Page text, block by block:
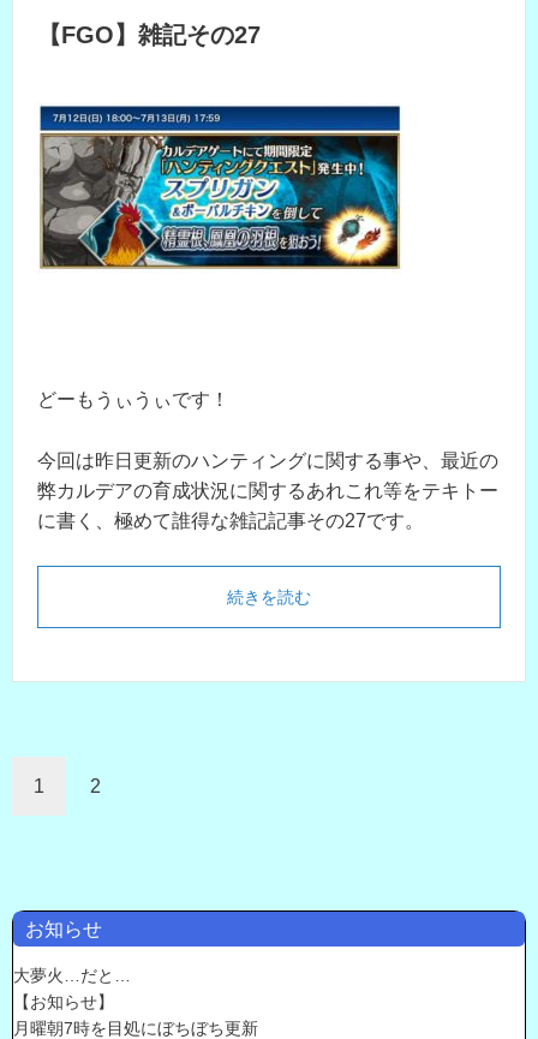
【FGO】雑記その27
どーもうぃうぃです！
今回は昨日更新のハンティングに関する事や、最近の
弊カルデアの育成状況に関するあれこれ等をテキトー
に書く、極めて誰得な雑記記事その27です。
続きを読む
1 2
お知らせ
大夢火…だと…
【お知らせ】
月曜朝7時を目処にぼちぼち更新